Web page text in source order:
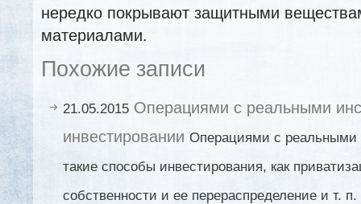
нередко покрывают защитными
материалами.
Похожие записи
21.05.2015 Операциями с реальными
инвестировании Операциями с реальными
такие способы инвестирования, как
собственности и ее перераспределение и т.